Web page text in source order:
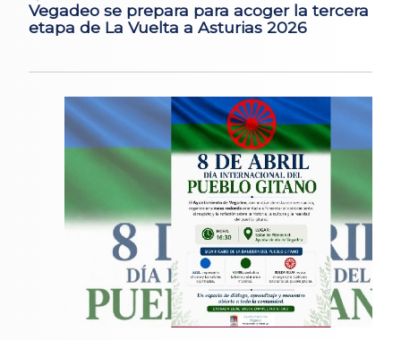
Vegadeo se prepara para acoger la tercera
etapa de La Vuelta a Asturias 2026